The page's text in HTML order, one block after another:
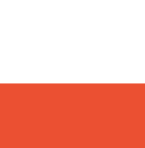
anzeigen